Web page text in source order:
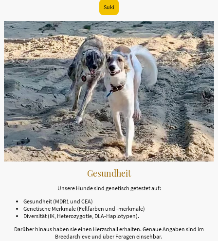
Suki
Gesundheit
Unsere Hunde sind genetisch getestet auf:
Gesundheit (MDR1 und CEA)
Genetische Merkmale (Fellfarben und -merkmale)
Diversität (IK, Heterozygotie, DLA-Haplotypen).
Darüber hinaus haben sie einen Herzschall erhalten. Genaue Angaben sind im
Breedarchieve und über Feragen einsehbar.